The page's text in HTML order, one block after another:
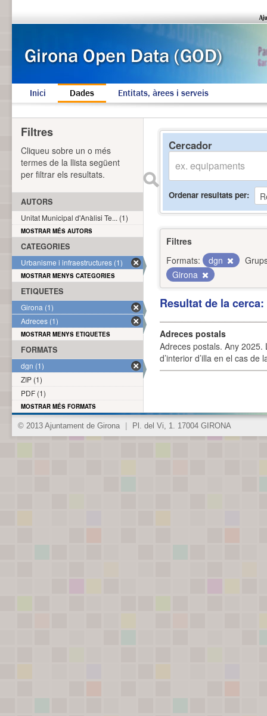
Inici Dades Entitats, àrees i serveis
Cercador
Ordenar resultats per
Filtres
Formats:
dgn
Girona
Resultat de la
Adreces postals
Adreces postals. Any 2025.
d’interior d’illa en el cas
Filtres
Cliqueu sobre un o més
termes de la llista següent
per filtrar els resultats.
AUTORS
Unitat Municipal d'Anàlisi Te... (1)
MOSTRAR MÉS AUTORS
CATEGORIES
Urbanisme i infraestructures (1)
MOSTRAR MENYS CATEGORIES
ETIQUETES
Girona (1)
Adreces (1)
MOSTRAR MENYS ETIQUETES
FORMATS
dgn (1)
ZIP (1)
PDF (1)
MOSTRAR MÉS FORMATS
© 2013 Ajuntament de Girona Pl. del Vi, 1. 17004 GIRONA